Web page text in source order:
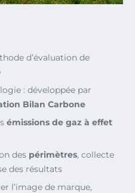
d’évaluation de
: développée par
Bilan Carbone
émissions de gaz à effet
des périmètres, collecte
des résultats
l’image de marque,